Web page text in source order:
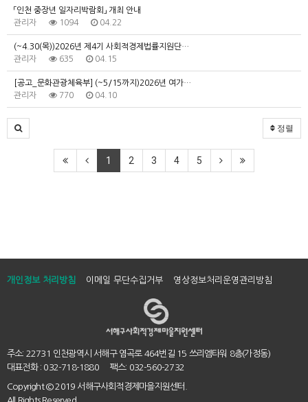
「인천 중장년 일자리박람회」 개최 안내
관리자
1094 04.22
(~4.30(목))2026년 제4기 사회적경제법률지원단…
관리자
635 04.15
[공고_문화관광체육부] (~5/15까지)2026년 여가…
관리자
770 04.10
정렬
1 2 3 4 5
개인정보 처리방침 이메일 무단수집거부 영상정보처리운영관리방침
주소: 22731 인천광역시 서해구 염곡로 464번길 15 쓰리엠타워 8층(가정동)
대표전화 : 032-718-1880 팩스: 032-560-2732
Copyright© 2019 서해구사회적경제마을지원센터.
All Rights Reserved.